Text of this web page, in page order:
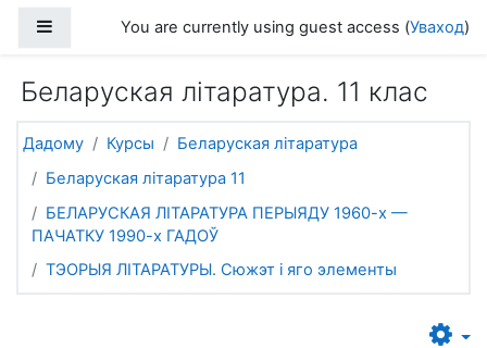
Side panelYou are currently using guest access (Уваход)
Беларуская літаратура. 11 клас
Дадому Курсы
Беларуская літаратура
Беларуская літаратура 11
БЕЛАРУСКАЯ ЛІТАРАТУРА ПЕРЫЯДУ 1960-х —
ПАЧАТКУ 1990-х ГАДОЎ
ТЭОРЫЯ ЛІТАРАТУРЫ. Сюжэт і яго элементы